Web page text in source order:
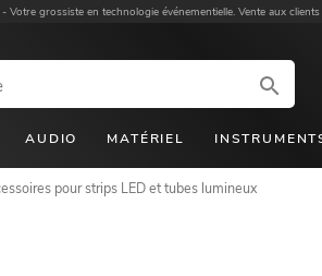
- Votre grossiste en technologie événementielle. Vente aux
AUDIO MATÉRIEL
pour strips LED et tubes lumineux